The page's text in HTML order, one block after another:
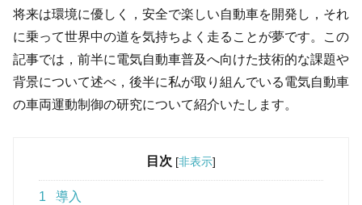
将来は環境に優しく，安全で楽しい自動車を開発し，それ
に乗って世界中の道を気持ちよく走ることが夢です。この
記事では，前半に電気自動車普及へ向けた技術的な課題や
背景について述べ，後半に私が取り組んでいる電気自動車
の車両運動制御の研究について紹介いたします。
目次 [非表示]
1 導入